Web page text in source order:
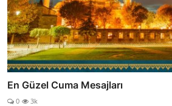
En Güzel Cuma Mesajları
0 3k